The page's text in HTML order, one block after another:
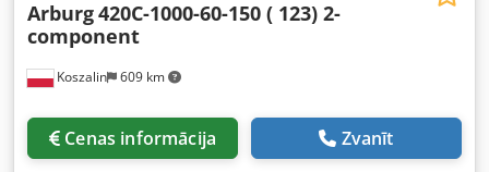
Koszalin 609 km
Arburg420C-1000-60-150 ( 123) 2-
component
Cenas informācija Zvanīt